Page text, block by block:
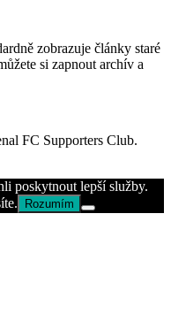
zobrazuje články staré
si zapnout archív a
FC Supporters Club.
poskytnout lepší služby.
Rozumím